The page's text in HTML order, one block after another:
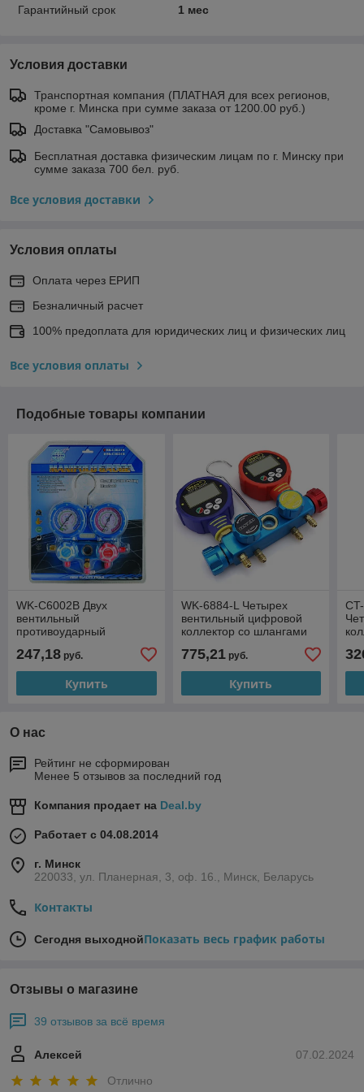
Гарантийный срок 1 мес
Условия доставки
Транспортная компания (ПЛАТНАЯ для всех регионов,
кроме г. Минска при сумме заказа от 1200.00 руб.)
Доставка "Самовывоз"
Бесплатная доставка физическим лицам по г. Минску при
сумме заказа 700 бел. руб.
Все условия доставки
Условия оплаты
Оплата через ЕРИП
Безналичный расчет
100% предоплата для юридических лиц и физических лиц
Все условия оплаты
Подобные товары компании
WK-C6002B Двух
вентильный
противоударный
150 см (3 шланга 1/4
SAE.)
247,18 руб.
Купить
WK-6884-L Четырех
вентильный цифровой
коллектор со шлангами
SAE, 80 видов фреонов)
775,21руб.
Купить
О нас
Рейтинг не сформирован
Менее 5 отзывов за последний год
Компания продает на Deal.by
Работает с 04.08.2014
г. Минск
220033, ул. Планерная, 3, оф. 16., Минск, Беларусь
Контакты
Сегодня выходнойПоказать весь график работы
Отзывы о магазине
39 отзывов за всё время
07.02.2024
Алексей
Отлично